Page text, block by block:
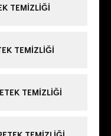
TEMIZLIĞI
TEMIZLIĞI
TEMIZLIĞI